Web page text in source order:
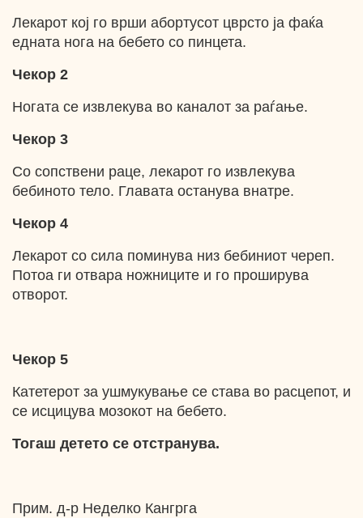
Лекарот кој го врши абортусот цврсто ја фаќа
едната нога на бебето со пинцета.
Чекор 2
Ногата се извлекува во каналот за раѓање.
Чекор 3
Со сопствени раце, лекарот го извлекува
бебиното тело. Главата останува внатре.
Чекор 4
Лекарот со сила поминува низ бебиниот череп.
Потоа ги отвара ножниците и го проширува
отворот.
Чекор 5
Катетерот за ушмукување се става во расцепот, и
се исцицува мозокот на бебето.
Тогаш детето се отстранува.
Прим. д-р Неделко Кангрга